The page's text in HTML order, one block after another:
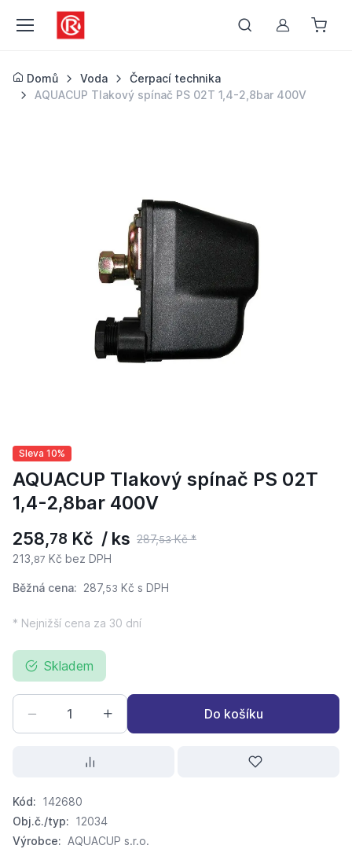
Můj účet
Domů Voda
Čerpací technika
AQUACUP Tlakový spínač PS 02T 1,4-2,8bar 400V
Sleva 10%
AQUACUP Tlakový spínač PS 02T
1,4-2,8bar 400V
258,78 Kč / ks 287,53Kč *
213, 87 Kč bez DPH
Běžná cena: 287, 53 Kč s DPH
* Nejnižší cena za 30 dní
Skladem
Do košíku
Kód: 142680
Obj.č./typ: 12034
Výrobce: AQUACUP s.r.o.